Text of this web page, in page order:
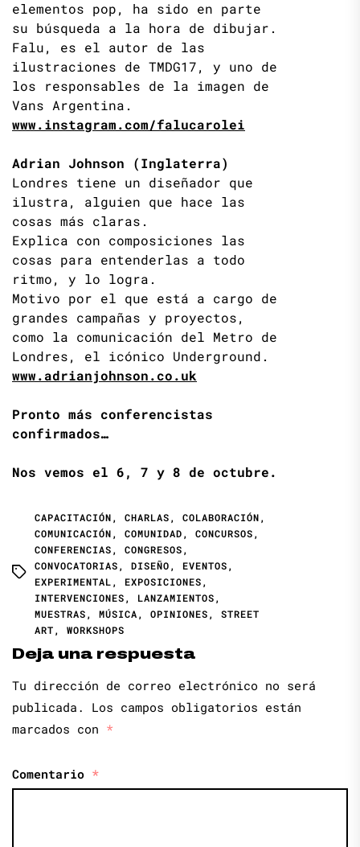
elementos pop, ha sido en parte
su búsqueda a la hora de dibujar.
Falu, es el autor de las
ilustraciones de TMDG17, y uno de
los responsables de la imagen de
Vans Argentina.
www.instagram.com/falucarolei
Adrian Johnson (Inglaterra)
Londres tiene un diseñador que
ilustra, alguien que hace las
cosas más claras.
Explica con composiciones las
cosas para entenderlas a todo
ritmo, y lo logra.
Motivo por el que está a cargo de
grandes campañas y proyectos,
como la comunicación del Metro de
Londres, el icónico Underground.
www.adrianjohnson.co.uk
Pronto más conferencistas
confirmados…
Nos vemos el 6, 7 y 8 de octubre.
CAPACITACIÓN, CHARLAS, COLABORACIÓN,
COMUNICACIÓN, COMUNIDAD, CONCURSOS,
CONFERENCIAS, CONGRESOS,
CONVOCATORIAS, DISEÑO, EVENTOS,
EXPERIMENTAL, EXPOSICIONES,
INTERVENCIONES, LANZAMIENTOS,
MUESTRAS, MÚSICA, OPINIONES, STREET
ART, WORKSHOPS
Deja una respuesta
Tu dirección de correo electrónico no será
publicada.
Los campos obligatorios están
marcados con *
Comentario *